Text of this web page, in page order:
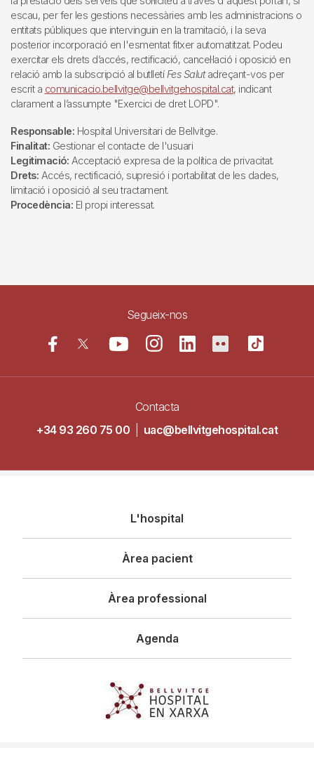
escau, per fer les gestions necessàries amb les administracions o
entitats públiques que intervinguin en la tramitació, i la seva
posterior incorporació en l'esmentat fitxer automatitzat. Podeu
exercitar els drets d’accés, rectificació, cancel·lació i oposició en
relació amb la subscripció al butlletí Fes Salutadreçant-vos per
escrit a comunicacio.bellvitge@bellvitgehospital.cat, indicant
clarament a l’assumpte "Exercici de dret LOPD".
Responsable: Hospital Universitari de Bellvitge.
Finalitat: Gestionar el contacte de l'usuari
Legitimació: Acceptació expresa de la política de privacitat.
Drets: Accés, rectificació, supresió i portabilitat de les dades,
limitació i oposició al seu tractament.
Procedència: El propi interessat.
Segueix-nos
Contacta
+34 93 260 75 00
uac@bellvitgehospital.cat
principal
L'hospital
Àrea pacient
Àrea professional
Agenda